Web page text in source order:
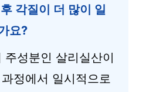
각질이 더 많이 일
요?
성분인 살리실산이
정에서 일시적으로